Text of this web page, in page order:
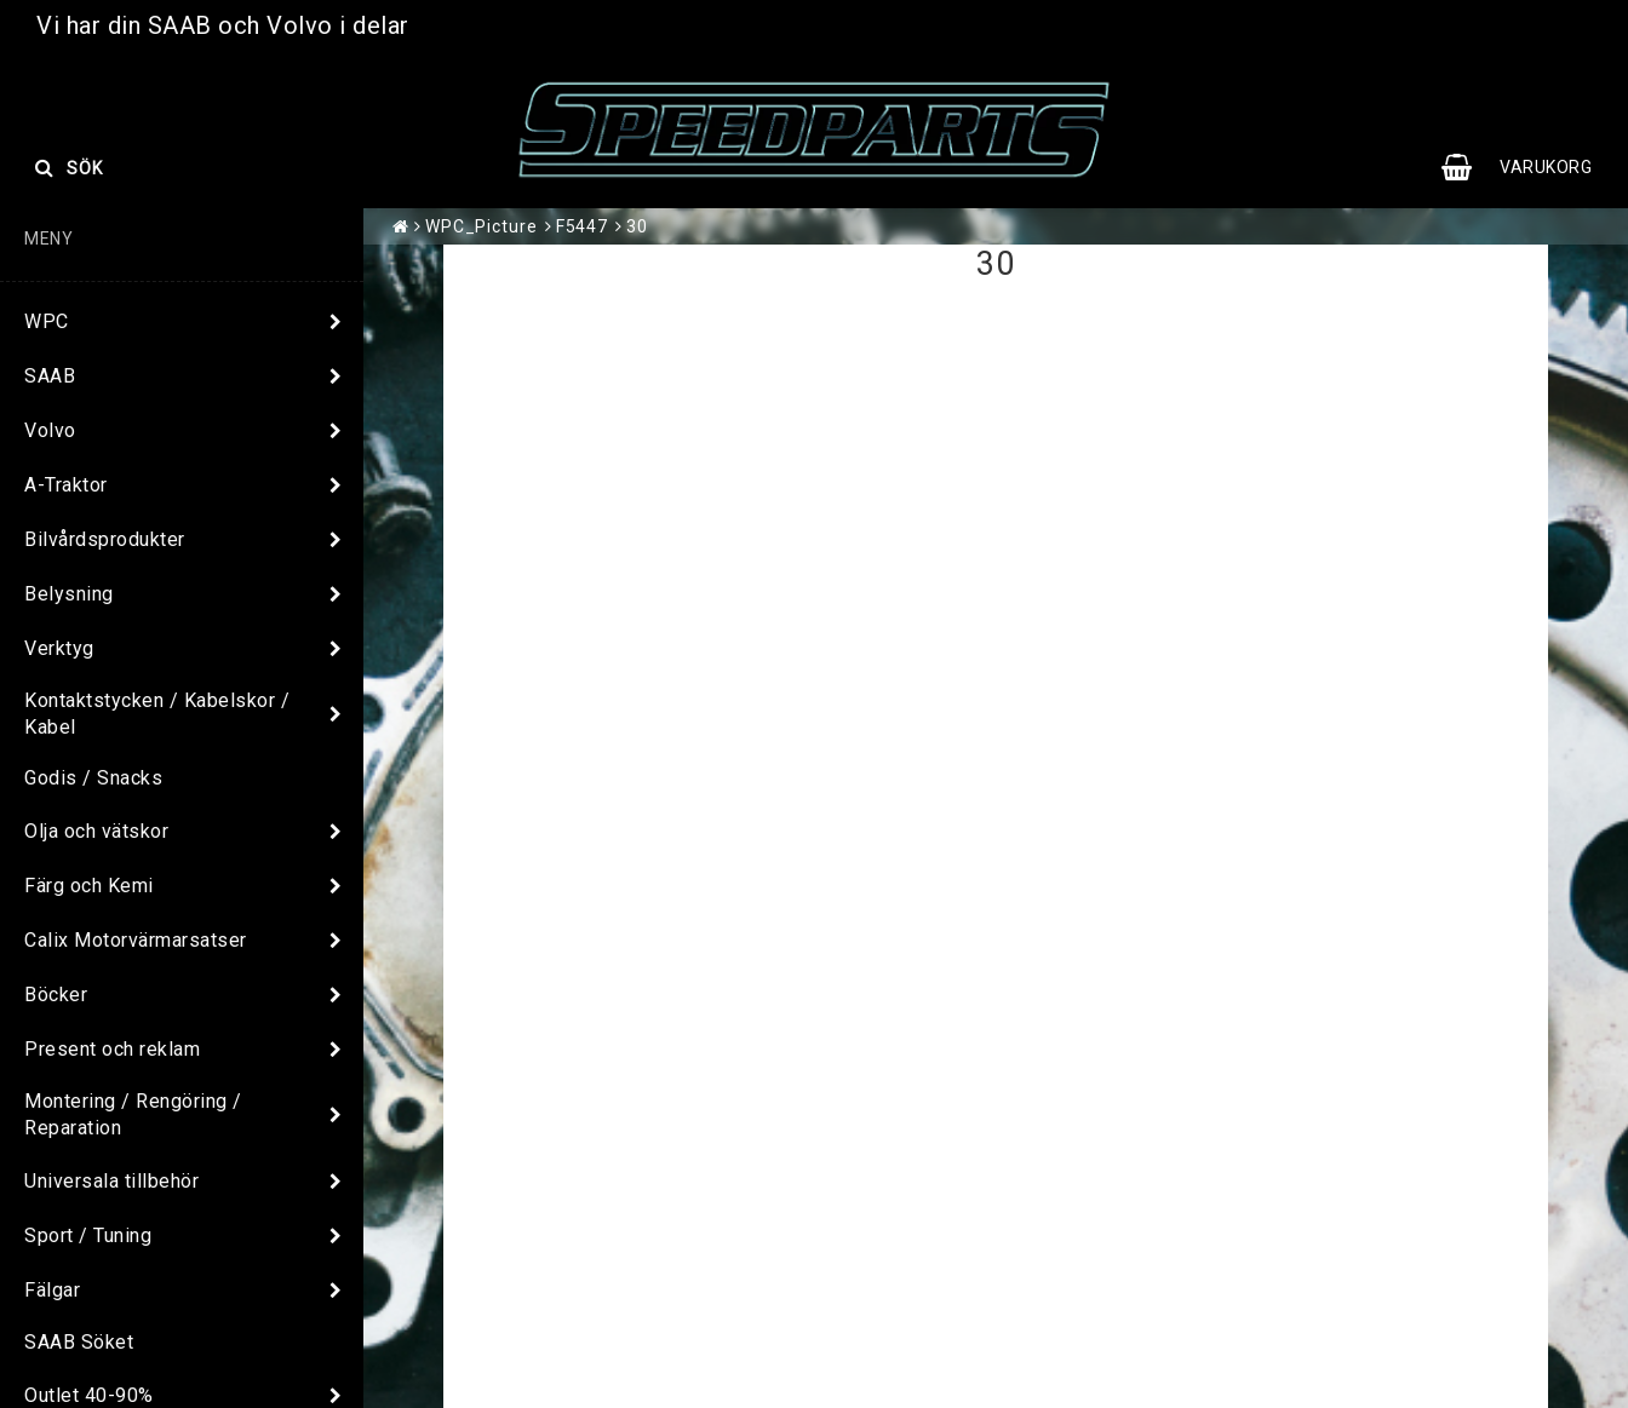
Vi har din SAAB och Volvo i delar
VARUKORG
SÖK
MENY
WPC
SAAB
Volvo
A-Traktor
Bilvårdsprodukter
Belysning
Verktyg
Kontaktstycken / Kabelskor /
Kabel
Godis / Snacks
Olja och vätskor
Färg och Kemi
Calix Motorvärmarsatser
Böcker
Present och reklam
Montering / Rengöring /
Reparation
Universala tillbehör
Sport / Tuning
Fälgar
SAAB Söket
Outlet 40-90%
WPC_Picture F5447 30
30